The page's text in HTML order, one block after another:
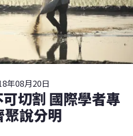
年08月20日
切割 國際學者專
聚說分明